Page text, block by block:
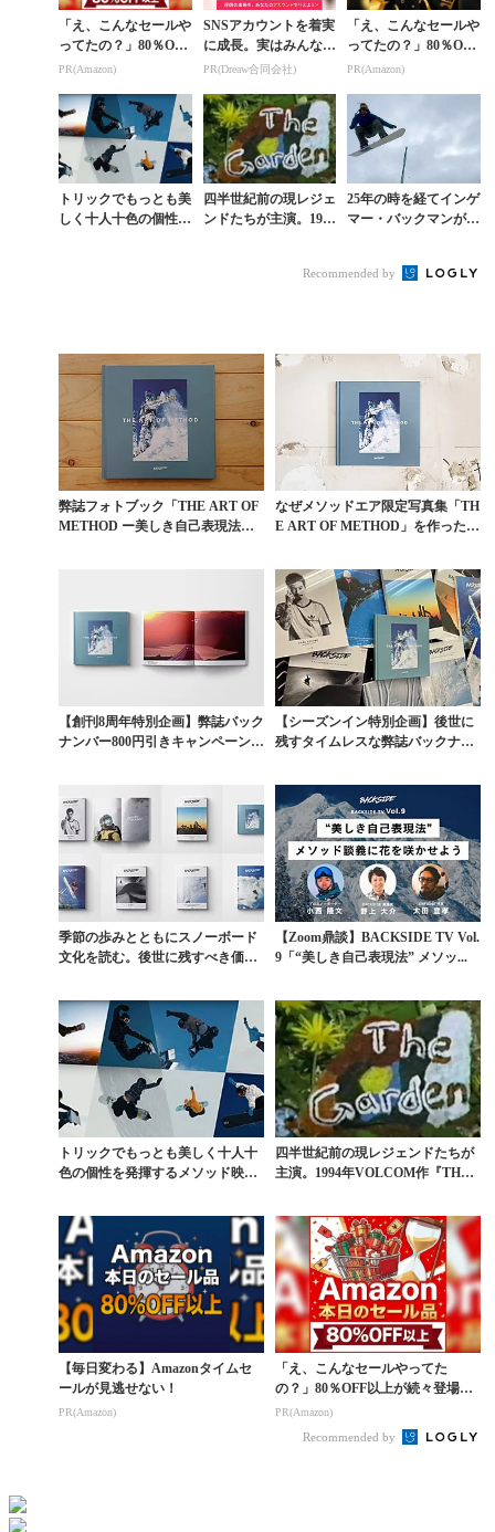
「え、こんなセールや
ってたの？」80％OFF
以上が続々登場！Am
PR(Amazon)
SNSアカウントを着実
に成長。実はみんなコ
コ使ってます。
PR(Dreaw合同会社)
「え、こんなセールや
ってたの？」80％OFF
以上が続々登場！Am
PR(Amazon)
トリックでもっとも美
しく十人十色の個性を
四半世紀前の現レジェ
ンドたちが主演。1994
25年の時を経てインゲ
マー・バックマンが愛
D』
Recommended by
弊誌フォトブック「THE ART OF
METHOD ー美しき自己表現法
なぜメソッドエア限定写真集「TH
E ART OF METHOD」を作ったの
【創刊8周年特別企画】弊誌バック
ナンバー800円引きキャンペーン第
【シーズンイン特別企画】後世に
残すタイムレスな弊誌バックナン
季節の歩みとともにスノーボード
文化を読む。後世に残すべき価値
【Zoom鼎談】BACKSIDE TV Vol.
9「“美しき自己表現法” メソッ...
トリックでもっとも美しく十人十
色の個性を発揮するメソッド映像
四半世紀前の現レジェンドたちが
主演。1994年VOLCOM作『THE
【毎日変わる】Amazonタイムセ
ールが見逃せない！
PR(Amazon)
「え、こんなセールやってた
の？」80％OFF以上が続々登場！
Amazonの本気が...
PR(Amazon)
Recommended by